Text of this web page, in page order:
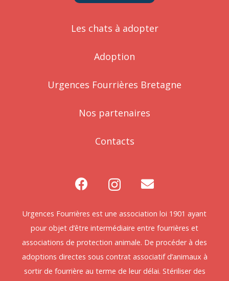
Les chats à adopter
Adoption
Urgences Fourrières Bretagne
Nos partenaires
Contacts
Urgences Fourrières est une association loi 1901 ayant
pour objet d’être intermédiaire entre fourrières et
associations de protection animale. De procéder à des
adoptions directes sous contrat associatif d’animaux à
sortir de fourrière au terme de leur délai. Stériliser des